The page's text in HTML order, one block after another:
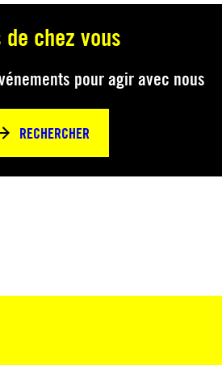
de chez vous
pour agir avec nous
RECHERCHER